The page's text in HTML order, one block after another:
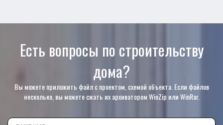
Есть вопросы по строительству
дома?
Вы можете приложить файл с проектом, схемой объекта. Если файлов
несколько, вы можете сжать их архиватором WinZip или WinRar.